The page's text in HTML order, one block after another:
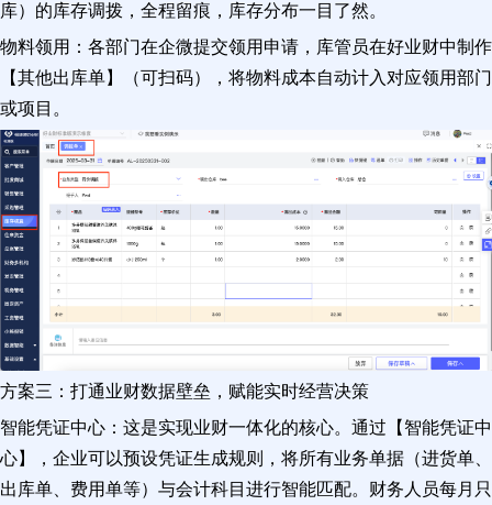
库）的库存调拨，全程留痕，库存分布一目了然。
物料领用：各部门在企微提交领用申请，库管员在好业财中制作
【其他出库单】（可扫码），将物料成本自动计入对应领用部门
或项目。
方案三：打通业财数据壁垒，赋能实时经营决策
智能凭证中心：这是实现业财一体化的核心。通过【智能凭证中
心】，企业可以预设凭证生成规则，将所有业务单据（进货单、
出库单、费用单等）与会计科目进行智能匹配。财务人员每月只